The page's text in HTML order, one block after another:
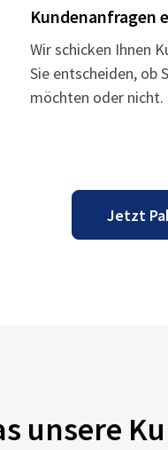
Kundenanfragen
Wir schicken Ihnen
Sie entscheiden, ob
möchten oder nicht.
unsere